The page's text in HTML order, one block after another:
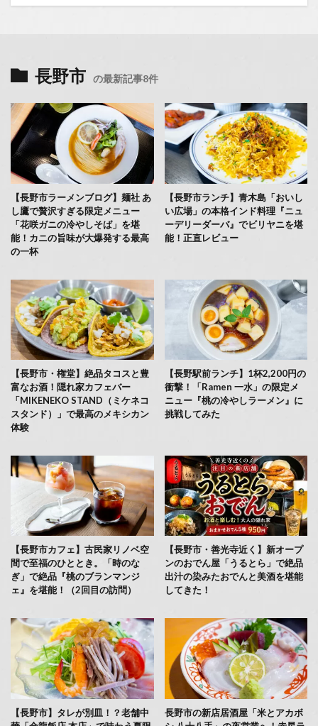
長野市 の最新記事8件
【長野市ラーメンブログ】麺社 あ
し鷹で贅沢すぎる限定メニュー
「花咲ガニの冷やしそば」を堪
能！カニの旨味が大爆発する最高
の一杯
【長野市ランチ】青木島「おいし
い広場」の本格インド料理『ニュ
ーデリーダーバ』でビリヤニを堪
能！正直レビュー
【長野市・権堂】絶品タコスと豊
富なお酒！隠れ家カフェバー
「MIKENEKO STAND（ミケネコ
スタンド）」で最高のメキシカン
体験
【長野駅前ランチ】1杯2,200円の
衝撃！「Ramen 一水」の限定メ
ニュー『桃の冷やしラーメン』に
挑戦してみた
【長野市カフェ】古民家リノベ空
間で至福のひととき。「時のな
ぎ」で絶品『桃のブランマンジ
ェ』を堪能！（2回目の訪問）
【長野市・善光寺近く】新オープ
ンのおでん屋「うるとら」で絶品
出汁の染みたおでんと美酒を堪能
してきた！
【長野市】タレが別皿！？老舗中
長野市の新店居酒屋「米とアカボ